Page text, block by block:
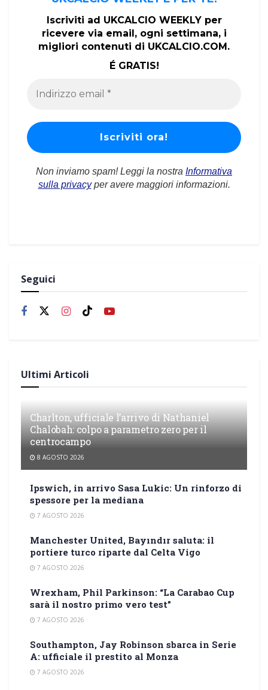
Iscriviti ad UKCALCIO WEEKLY per
ricevere via email, ogni settimana, i
migliori contenuti di UKCALCIO.COM.
É GRATIS!
Non inviamo spam! Leggi la nostra Informativa
sulla privacyper avere maggiori informazioni.
Seguici
Ultimi Articoli
Charlton, ufficiale l’arrivo di Nathaniel
Chalobah: colpo a parametro zero per il
centrocampo
8 AGOSTO 2026
Ipswich, in arrivo Sasa Lukic: Un rinforzo di
spessore per la mediana
7 AGOSTO 2026
Manchester United, Bayındır saluta: il
portiere turco riparte dal Celta Vigo
7 AGOSTO 2026
Wrexham, Phil Parkinson: “La Carabao Cup
sarà il nostro primo vero test”
7 AGOSTO 2026
Southampton, Jay Robinson sbarca in Serie
A: ufficiale il prestito al Monza
7 AGOSTO 2026